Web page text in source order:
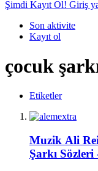
Şimdi Kayıt Ol! Giriş
Son aktivite
Kayıt ol
çocuk
Etiketler
Muzik Ali
Şarkı